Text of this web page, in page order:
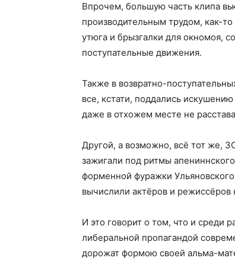
Впрочем, большую часть клипа
производительным трудом, как-
утюга и брызгалки для окномоя,
поступательные движения.
Также в возвратно-
все, кстати, поддались
даже в отхожем месте не
Другой, а возможно, всё тот же,
зажигали под ритмы
форменной фуражки
вычислили актёров и режиссёров
И это говорит о том, что и среди
либеральной пропагандой
дорожат формою своей альма-